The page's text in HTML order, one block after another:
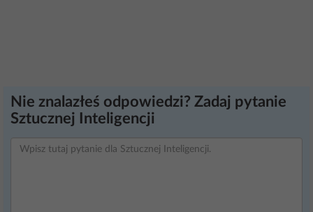
Nie znalazłeś odpowiedzi? Zadaj pytanie
Sztucznej Inteligencji